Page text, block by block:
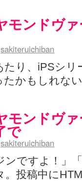
モンドヴ
sakiteruichiban
り、iPSシリ
たかもしれな
モンドヴ
で
sakiteruichiban
ンですよ！」
。投稿中に